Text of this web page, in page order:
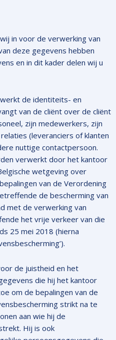
in voor de verwerking van
deze gegevens hebben
en in dit kader delen wij u
de identiteits- en
van de cliënt over de cliënt
zijn medewerkers, zijn
(leveranciers of klanten
nuttige contactpersoon.
verwerkt door het kantoor
wetgeving over
van de Verordening
de bescherming van
met de verwerking van
het vrije verkeer van die
25 mei 2018 (hierna
de juistheid en het
die hij het kantoor
om de bepalingen van de
strikt na te
aan wie hij de
Hij is ook